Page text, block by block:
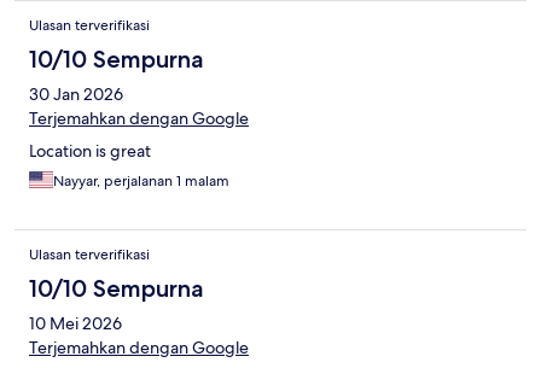
Ulasan terverifikasi
10/10 Sempurna
30 Jan 2026
Terjemahkan dengan Google
Location is great
Nayyar, perjalanan 1 malam
Ulasan terverifikasi
10/10 Sempurna
10 Mei 2026
Terjemahkan dengan Google